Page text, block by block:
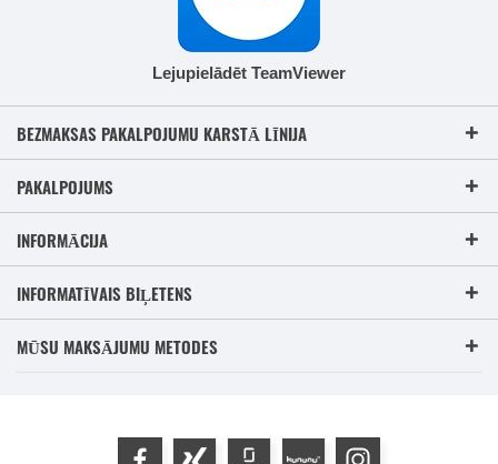
Lejupielādēt TeamViewer
BEZMAKSAS PAKALPOJUMU KARSTĀ LĪNIJA
PAKALPOJUMS
INFORMĀCIJA
INFORMATĪVAIS BIĻETENS
MŪSU MAKSĀJUMU METODES